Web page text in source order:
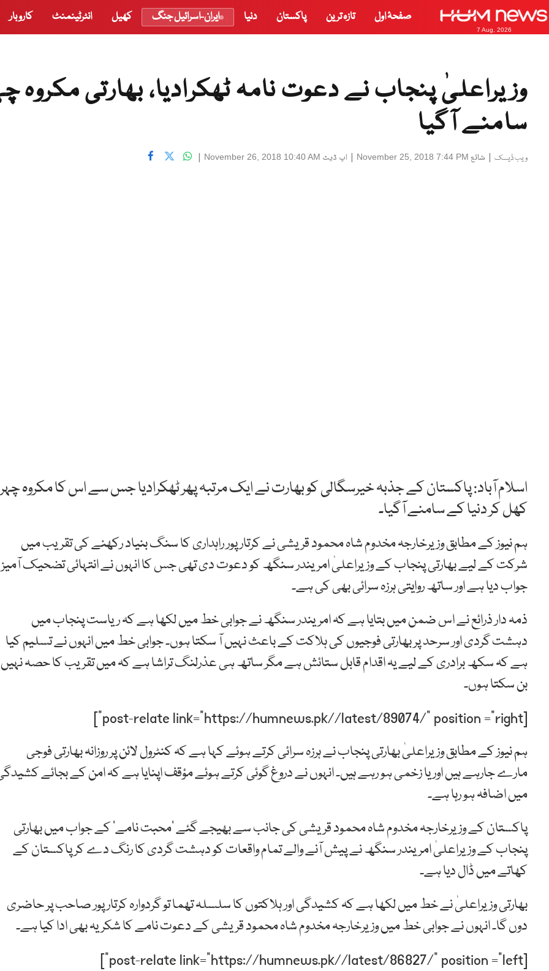
7 Aug, 2026
صفحۂ اول تازہ ترین پاکستان دنیا ایران-اسرائیل جنگ کھیل انٹرٹینمنٹ کاروبار
وزیراعلیٰ پنجاب نے دعوت نامہ ٹھکرادیا، بھارتی مکروہ
سامنے آگیا
ویب ڈیسک | شائع November 25, 2018 7:44 PM
| اپ ڈیٹ November 26, 2018 10:40 AM
|
اسلام آباد: پاکستان کے جذبہ خیرسگالی کو بھارت نے ایک مرتبہ پھر ٹھکرادیا جس سے اس کا مکروہ
کھل کر دنیا کے سامنے آگیا۔
ہم نیوز کے مطابق وزیرخارجہ مخدوم شاہ محمود قریشی نے کرتارپور راہداری کا سنگ بنیاد رکھنے کی تقریب میں
شرکت کے لیے بھارتی پنجاب کے وزیراعلیٰ امریندر سنگھ کو دعوت دی تھی جس کا انہوں نے انتہائی تضحیک آمیز
جواب دیا ہے اور ساتھ روایتی ہرزہ سرائی بھی کی ہے۔
ذمہ دار ذرائع نے اس ضمن میں بتایا ہے کہ امریندر سنگھ نے جوابی خط میں لکھا ہے کہ ریاست پنجاب میں
دہشت گردی اور سرحد پر بھارتی فوجیوں کی ہلاکت کے باعث نہیں آ سکتا ہوں۔ جوابی خط میں انہوں نے تسلیم کیا
ہے کہ سکھ برادری کے لیے یہ اقدام قابل ستائش ہے مگر ساتھ ہی عذرلنگ تراشا ہے کہ میں تقریب کا حصہ نہیں
بن سکتا ہوں۔
[post-relate link=”https://humnews.pk//latest/89074/” position =”right”]
ہم نیوز کے مطابق وزیراعلیٰ بھارتی پنجاب نے ہرزہ سرائی کرتے ہوئے کہا ہے کہ کنٹرول لائن پر روزانہ بھارتی فوجی
مارے جارہے ہیں اور یا زخمی ہو رہے ہیں۔ انہوں نے دروغ گوئی کرتے ہوئے مؤقف اپنایا ہے کہ امن کے بجائے
میں اضافہ ہو رہا ہے۔
پاکستان کے وزیرخارجہ مخدوم شاہ محمود قریشی کی جانب سے بھیجے گئے ’محبت نامے‘ کے جواب میں بھارتی
پنجاب کے وزیراعلیٰ امریندر سنگھ نے پیش آنے والے تمام واقعات کو دہشت گردی کا رنگ دے کر پاکستان کے
کھاتے میں ڈال دیا ہے۔
بھارتی وزیراعلیٰ نے خط میں لکھا ہے کہ کشیدگی اور ہلاکتوں کا سلسلہ تھما تو گردوارہ کرتارپور صاحب پر حاضری
دوں گا۔ انہوں نے جوابی خط میں وزیرخارجہ مخدوم شاہ محمود قریشی کے دعوت نامے کا شکریہ بھی ادا کیا ہے۔
[post-relate link=”https://humnews.pk//latest/86827/” position =”left”]